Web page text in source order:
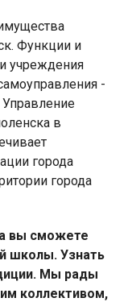
Функции и
учреждения
-
в
города
города
вы сможете
школы. Узнать
Мы рады
коллективом,